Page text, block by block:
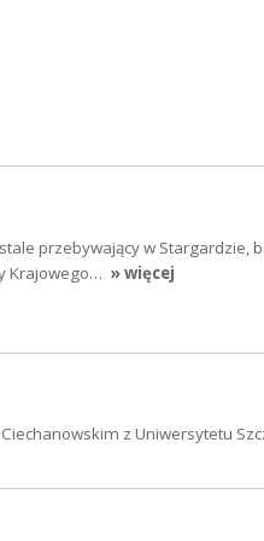
przebywający w Stargardzie,
Krajowego… » więcej
z Uniwersytetu